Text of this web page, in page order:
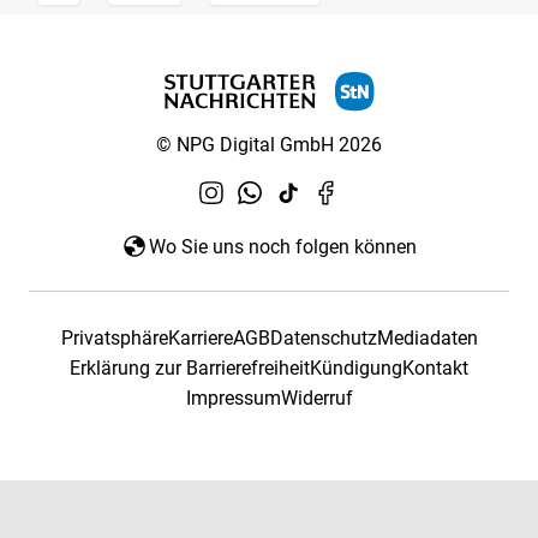
© NPG Digital GmbH 2026
Wo Sie uns noch folgen können
PrivatsphäreKarriereAGBDatenschutzMediadaten
Erklärung zur BarrierefreiheitKündigungKontakt
ImpressumWiderruf